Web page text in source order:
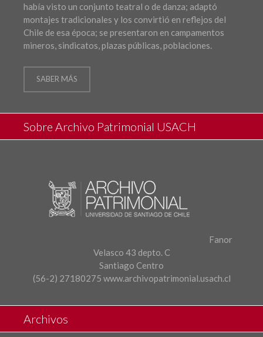
había visto un conjunto teatral o de danza; adaptó
montajes tradicionales y los convirtió en reflejos del
Chile de esa época; se presentaron en campamentos
mineros, sindicatos, plazas públicas, poblaciones.
SABER MÁS
Sobre Archivo Patrimonial USACH
Fanor
Velasco 43 depto. C
Santiago Centro
(56-2) 27180275 www.archivopatrimonial.usach.cl
Archivos